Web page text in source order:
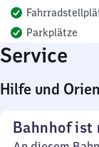
Parkplätze
Service
Hilfe und
Bahnhof ist